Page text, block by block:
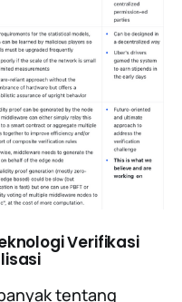
Verifikasi
tentang